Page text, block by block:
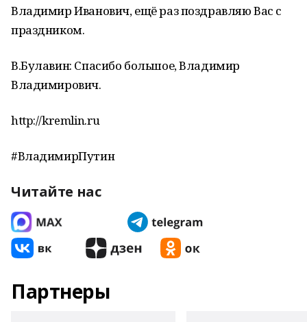
Владимир Иванович, ещё раз поздравляю Вас с
праздником.
В.Булавин: Спасибо большое, Владимир
Владимирович.
http://kremlin.ru
#ВладимирПутин
Читайте нас
Партнеры